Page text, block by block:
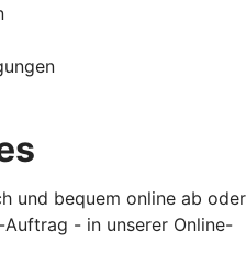
und bequem online ab oder
- in unserer Online-